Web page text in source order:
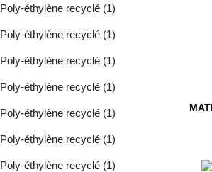
Poly-éthylène recyclé (1)
Poly-éthylène recyclé (1)
Poly-éthylène recyclé (1)
Poly-éthylène recyclé (1)
Poly-éthylène recyclé (1)
Poly-éthylène recyclé (1)
Poly-éthylène recyclé (1)